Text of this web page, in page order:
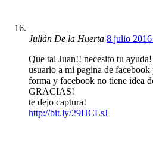
Julián De la Huerta 8 julio 2016
Que tal Juan!! necesito tu
usuario a mi pagina de
forma y facebook no tiene idea
GRACIAS!
te dejo captura!
http://bit.ly/29HCLsJ